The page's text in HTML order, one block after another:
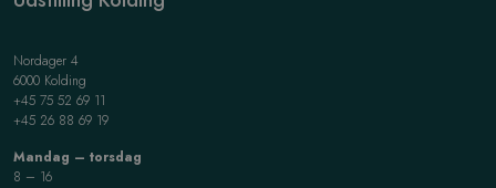
Nordager 4
6000 Kolding
+45 75 52 69 11
+45 26 88 69 19
Mandag – torsdag
8 – 16